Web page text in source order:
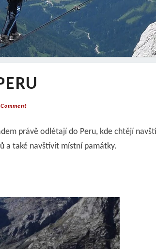
právě odlétají do Peru, kde chtějí
a také navštívit místní památky.